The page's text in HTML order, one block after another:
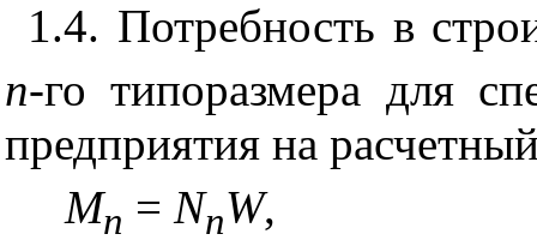
1.4. Потребность в
n-го типоразмера для
предприятия на
Mn = NnW,